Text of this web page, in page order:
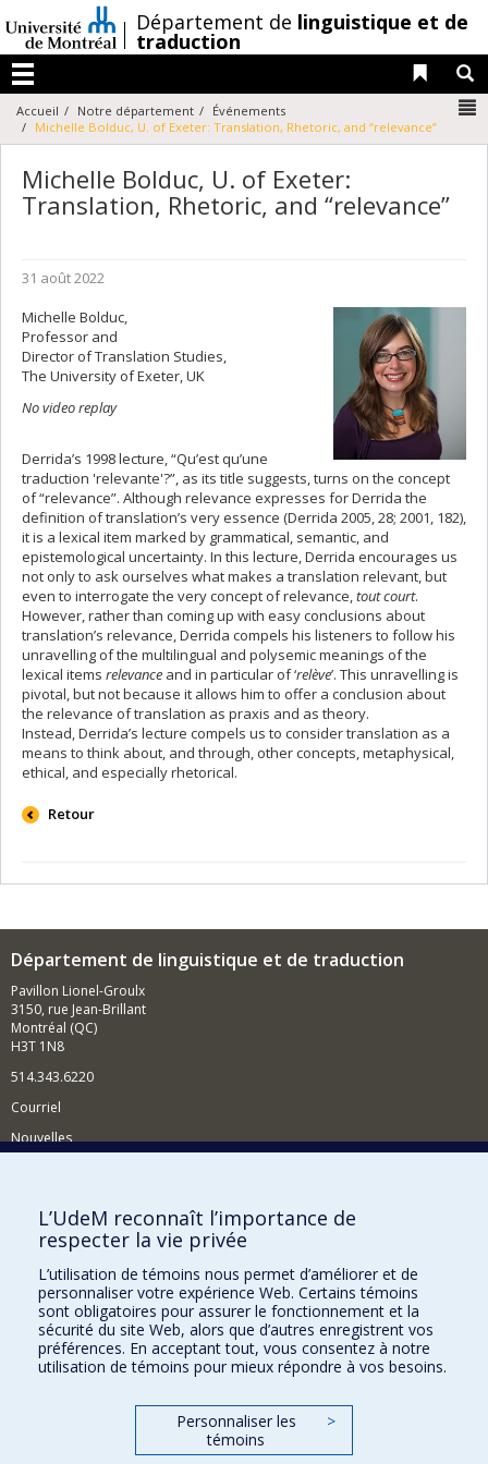
au
contenu
/Département de linguistique et de
traduction
Menu
Liens
Accueil Notre département
Événements
Michelle Bolduc, U. of Exeter: Translation, Rhetoric, and “relevance”
Michelle Bolduc, U. of Exeter:
Translation, Rhetoric, and “relevance”
31 août 2022
Michelle Bolduc,
Professor and
Director of Translation Studies,
The University of Exeter, UK
No video replay
Derrida’s 1998 lecture, “Qu’est qu’une
traduction 'relevante'?”, as its title suggests, turns on the concept
of “relevance”. Although relevance expresses for Derrida the
definition of translation’s very essence (Derrida 2005, 28; 2001, 182),
it is a lexical item marked by grammatical, semantic, and
epistemological uncertainty. In this lecture, Derrida encourages us
not only to ask ourselves what makes a translation relevant, but
even to interrogate the very concept of relevance,tout court.
However, rather than coming up with easy conclusions about
translation’s relevance, Derrida compels his listeners to follow his
unravelling of the multilingual and polysemic meanings of the
lexical items relevance and in particular of ‘relève’. This unravelling is
pivotal, but not because it allows him to offer a conclusion about
the relevance of translation as praxis and as theory.
Instead, Derrida’s lecture compels us to consider translation as a
means to think about, and through, other concepts, metaphysical,
ethical, and especially rhetorical.
Retour
Département de linguistique et de traduction
Pavillon Lionel-Groulx
3150, rue Jean-Brillant
Montréal (QC)
H3T 1N8
514.343.6220
Courriel
Nouvelles
Comment soutenir le Département?
BESOIN D'AIDE?
Plan du site
Signaler une erreur
Accessibilité
FACULTÉ DES ARTS ET DES SCIENCES
Nos départements et écoles
L’UdeM reconnaît l’importance de
respecter la vie privée
L’utilisation de témoins nous permet d’améliorer et de
personnaliser votre expérience Web. Certains témoins
sont obligatoires pour assurer le fonctionnement et la
sécurité du site Web, alors que d’autres enregistrent vos
préférences. En acceptant tout, vous consentez à notre
utilisation de témoins pour mieux répondre à vos besoins.
Personnaliser les
témoins
>